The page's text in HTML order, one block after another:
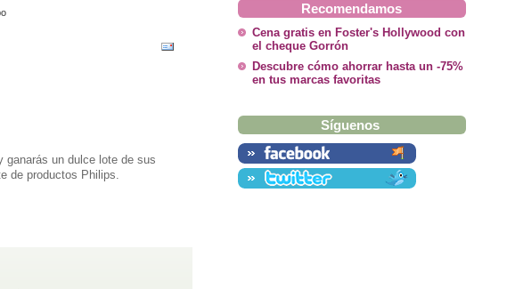
ganarás un dulce lote de sus
de productos Philips.
Recomendamos
Cena gratis en Foster's Hollywood con
el cheque Gorrón
Descubre cómo ahorrar hasta un -75%
en tus marcas favoritas
Síguenos